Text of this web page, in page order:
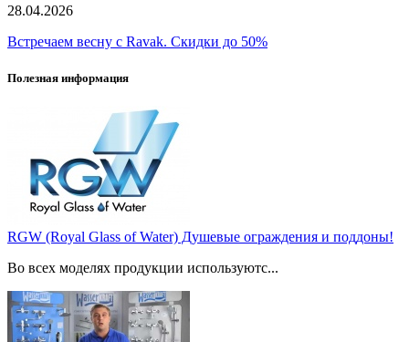
28.04.2026
Встречаем весну с Ravak. Скидки до 50%
Полезная информация
RGW (Royal Glass of Water) Душевые ограждения и поддоны!
Во всех моделях продукции используютс...